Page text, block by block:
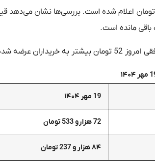
قیمت دلار توافقی امروز شنبه 19 مهر در مرکز مبادله ارز و طلا 72 هزار و 533 تومان اعلام شده است.
19 مهر ۱۴۰۴
72 هزار و 533 تومان
۸۴ هزار و 237 تومان